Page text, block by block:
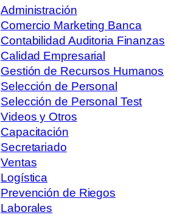
Administración
Comercio Marketing Banca
Contabilidad Auditoria Finanzas
Calidad Empresarial
Gestión de Recursos Humanos
Selección de Personal
Selección de Personal Test
Videos y Otros
Capacitación
Secretariado
Ventas
Logística
Prevención de Riegos
Laborales